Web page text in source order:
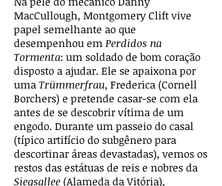
MacCullough, Montgomery Clift vive
papel semelhante ao que
desempenhou em Perdidos na
Tormenta: um soldado de bom coração
disposto a ajudar. Ele se apaixona por
uma Trümmerfrau, Frederica (Cornell
Borchers) e pretende casar-se com ela
antes de se descobrir vítima de um
engodo. Durante um passeio do casal
(típico artifício do subgênero para
descortinar áreas devastadas), vemos os
restos das estátuas de reis e nobres da
Siegsallee (Alameda da Vitória),